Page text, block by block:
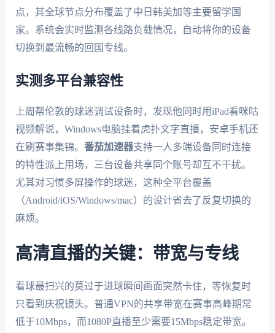
点，其全球节点分布覆盖了中日韩美加等主要留学国
家。系统会实时监测各线路负载情况，自动将你的设备
切换到最流畅的回国专线。
实测多平台兼容性
上周帮伦敦的球迷调试设备时，发现他同时用iPad看咪咕
视频解说，Windows电脑挂着虎扑文字直播，安卓手机还
在刷赛事集锦。 番茄加速器支持一人多端设备同时连接
的特性派上用场，三台设备共享同个账号却互不干扰。
尤其对习惯多屏操作的球迷，这种全平台覆盖
（Android/iOS/Windows/mac）的设计省去了反复切换的
麻烦。
高清直播的关键：带宽与专线
看球最扫兴的莫过于进球瞬间画面突然卡住，等恢复时
只看到庆祝镜头。普通VPN的共享带宽在赛事高峰期常
低于10Mbps，而1080P直播至少需要15Mbps稳定带宽。